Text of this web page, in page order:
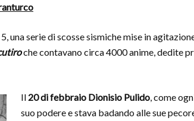
una serie di scosse sismiche mise in
che contavano circa 4000 anime, dedite
Il 20 di febbraio Dionisio Pulido, come
suo podere e stava badando alle sue